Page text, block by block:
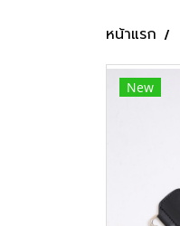
หน้าแรก
New